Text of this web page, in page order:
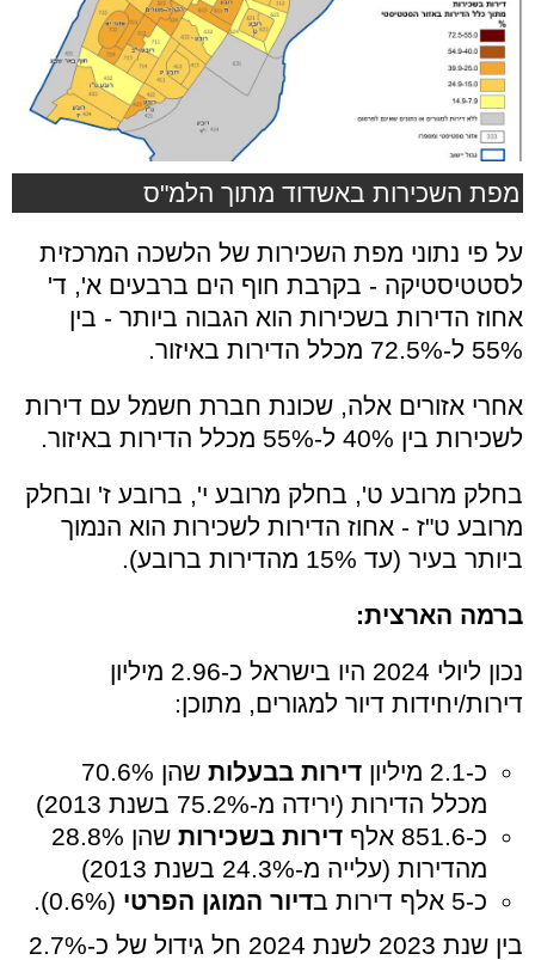
מפת השכירות באשדוד מתוך הלמ"ס
על פי נתוני מפת השכירות של הלשכה המרכזית
לסטטיסטיקה - בקרבת חוף הים ברבעים א', ד'
אחוז הדירות בשכירות הוא הגבוה ביותר - בין
55% ל-72.5% מכלל הדירות באיזור.
אחרי אזורים אלה, שכונת חברת חשמל עם דירות
לשכירות בין 40% ל-55% מכלל הדירות באיזור.
בחלק מרובע ט', בחלק מרובע י', ברובע ז' ובחלק
מרובע ט"ז - אחוז הדירות לשכירות הוא הנמוך
ביותר בעיר (עד 15% מהדירות ברובע).
ברמה הארצית:
נכון ליולי 2024 היו בישראל כ-2.96 מיליון
דירות/יחידות דיור למגורים, מתוכן:
כ-2.1 מיליון דירות בבעלות
שהן 70.6%
מכלל הדירות (ירידה מ-75.2% בשנת 2013)
כ-851.6 אלף
דירות בשכירות
שהן 28.8%
מהדירות (עלייה מ-24.3% בשנת 2013)
כ-5 אלף דירות ב
דיור המוגן הפרטי (0.6%).
בין שנת 2023 לשנת 2024 חל גידול של כ-2.7%